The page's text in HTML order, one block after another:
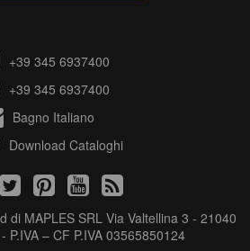
+39 345 6937400
+39 345 6937400
Bagno Italiano
Download Cataloghi
di MAPLES SRL Via Valtellina 3 - 21040
P.IVA – CF P.IVA 03565850124